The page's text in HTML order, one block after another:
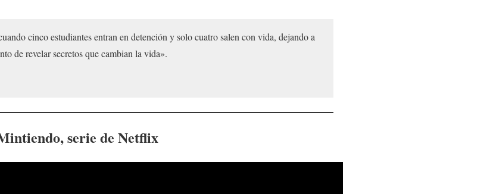
cinco estudiantes entran en detención y solo cuatro salen con vida, dejando a
de revelar secretos que cambian la vida».
, serie de Netflix